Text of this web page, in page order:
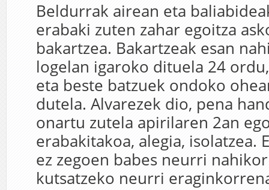
Beldurrak airean eta
erabaki zuten zahar egoitza
bakartzea. Bakartzeak esan
logelan igaroko dituela 24
eta beste batzuek ondoko
dutela. Alvarezek dio, pena
onartu zutela apirilaren 2an
erabakitakoa, alegia, isolatzea.
ez zegoen babes neurri
kutsatzeko neurri